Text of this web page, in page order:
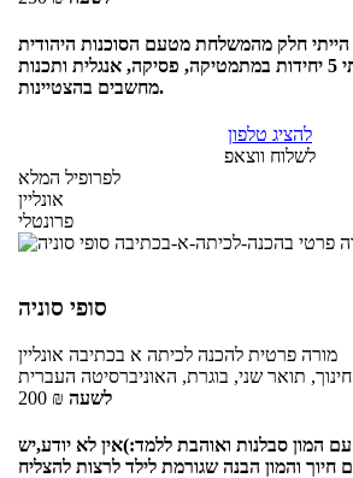
חלק מהמשלחת מטעם הסוכנות היהודית
לארצות הברית. סיימתי 5 יחידות במתמטיקה, פסיקה, אנגלית ותכנות
מחשבים בהצטיינות.
להציג טלפון
לשלוח ווצאפ
לפרופיל המלא
אונליין
פרונטלי
סופי סוניה
מורה פרטית להכנה לכיתה א בכתיבה אונליין
חינוך, תואר שני, בוגרת, האוניברסיטה העברית
200 ₪ לשעה
המון סבלנות ואוהבת ללמד:)אין לא יודע,יש